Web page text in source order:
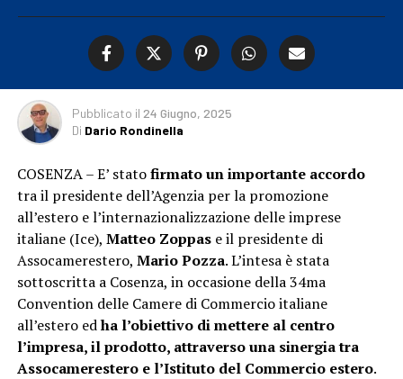
Pubblicato il 24 Giugno, 2025
Di Dario Rondinella
COSENZA – E’ statofirmato un importante accordo
tra il presidente dell’Agenzia per la promozione
all’estero e l’internazionalizzazione delle imprese
italiane (Ice), Matteo Zoppase il presidente di
Assocamerestero, Mario Pozza. L’intesa è stata
sottoscritta a Cosenza, in occasione della 34ma
Convention delle Camere di Commercio italiane
all’estero edha l’obiettivo di mettere al centro
l’impresa, il prodotto, attraverso una sinergia tra
Assocamerestero e l’Istituto del Commercio estero.